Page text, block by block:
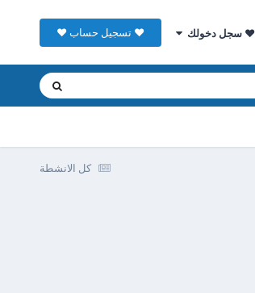
♥ سجل دخولك ♥ تسجيل حساب ♥
كل الانشطة